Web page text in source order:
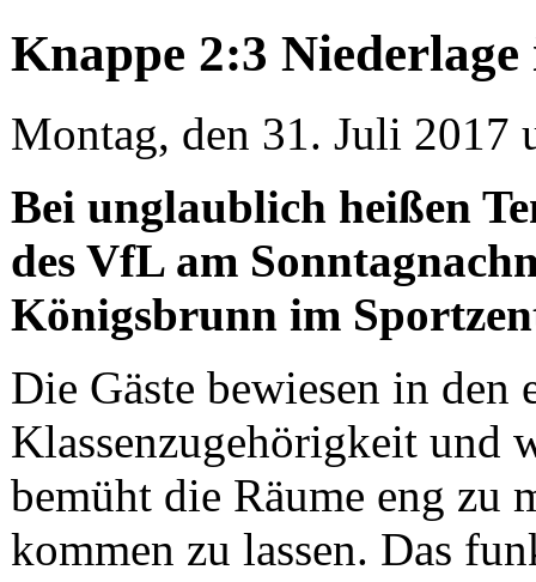
Knappe 2:3
Montag, den 31. Juli 2017
Bei unglaublich heißen
des VfL am
Königsbrunn im
Die Gäste bewiesen in
Klassenzugehörigkeit und
bemüht die Räume eng zu
kommen zu lassen. Das